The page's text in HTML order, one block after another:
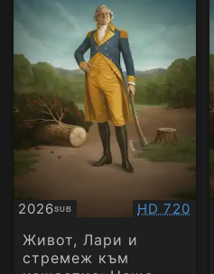
2026SUB
Субтитри Качество:
HD 720
Живот, Лари и
стремеж към